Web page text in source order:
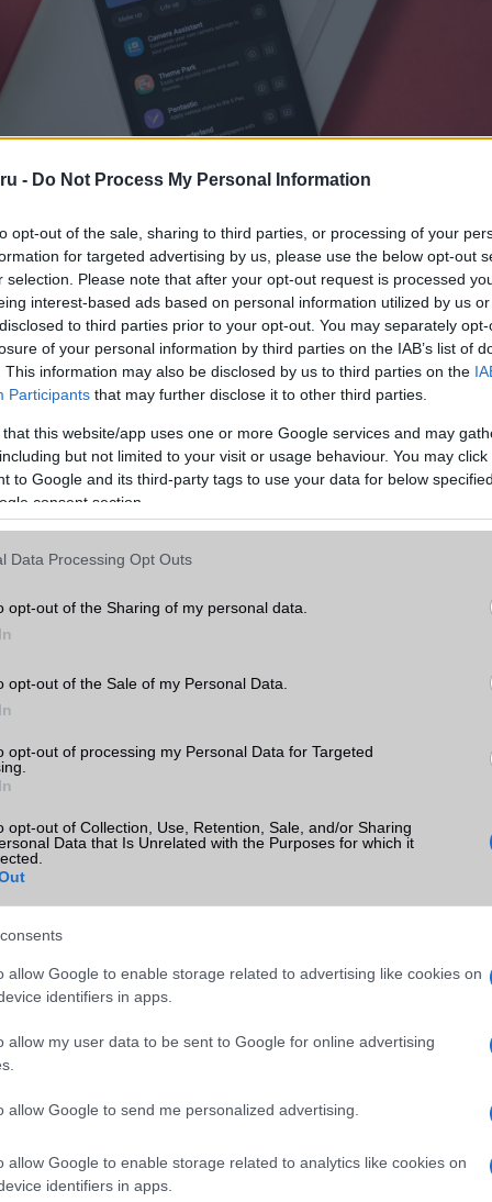
- Do Not Process My Personal Information
opt-out of the sale, sharing to third parties, or processing of your
for targeted advertising by us, please use the below opt-out
selection. Please note that after your opt-out request is processed
interest-based ads based on personal information utilized by us
to third parties prior to your opt-out. You may separately
of your personal information by third parties on the IAB’s list of
This information may also be disclosed by us to third parties on the
Participants that may further disclose it to other third parties.
that this website/app uses one or more Google services and may
but not limited to your visit or usage behaviour. You may
to Google and its third-party tags to use your data for below
consent section.
Data Processing Opt Outs
opt-out of the Sharing of my personal data.
opt-out of the Sale of my Personal Data.
opt-out of processing my Personal Data for Targeted
opt-out of Collection, Use, Retention, Sale, and/or Sharing
Data that Is Unrelated with the Purposes for which it
allow Google to enable storage related to advertising like cookies on
identifiers in apps.
allow my user data to be sent to Google for online advertising
allow Google to send me personalized advertising.
allow Google to enable storage related to analytics like cookies on
identifiers in apps.
testreszabásának további fejlesztését a LockStarban.
Samsung egy olyan alternatív megoldásra összpontosít, amely
a One UI 7 alapverziójában. A LockStar továbbra is
tartalmaz, tehát a felhasználók más testreszabási
testreszabása nélkül is működik, a változások nem
lesznek üdvözlendők, akik eddig használták ezt a funkciót.
is szeretnék finomhangolni a zárolási képernyőjüket, a
lehetőségeket kínál, de az értesítések egyéni módosítása
a One UI 7-ben.
linkek:
kiemelt ajánlatok
Plus
(új)
188.000 Ft (új)
232.000 Ft (új)